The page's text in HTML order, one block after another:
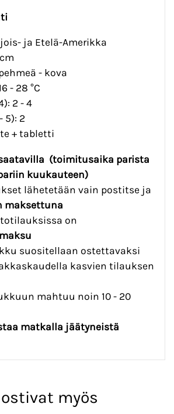
ja Etelä-Amerikka
- kova
- 28 °C
2 - 4
5): 2
+ tabletti
(toimitusaika parista
kuukauteen)
lähetetään vain postitse ja
maksettuna
on
suositellaan ostettavaksi
kasvien tilauksen
mahtuu noin 10 - 20
matkalla jäätyneistä
myös